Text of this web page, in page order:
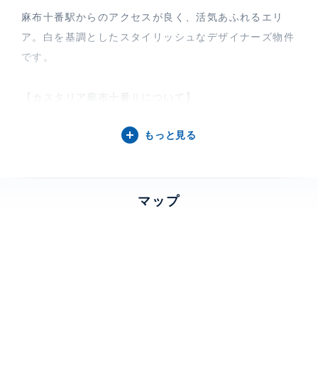
麻布十番駅からのアクセスが良く、活気あふれるエリ
ア。白を基調としたスタイリッシュなデザイナーズ物件
です。
はスタイリッシュな建築が姿を現します。白で構成され
着いた景観との調和にも成功しています。
もっと見る
マップ